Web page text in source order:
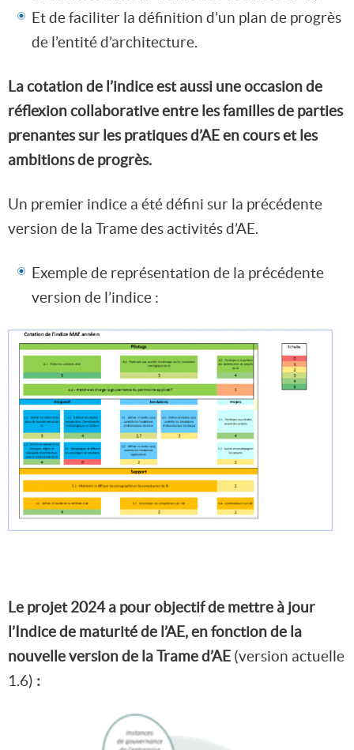
Et de faciliter la définition d’un plan de progrès
de l’entité d’architecture.
La cotation de l’indice est aussi une occasion de
réflexion collaborative entre les familles de parties
prenantes sur les pratiques d’AE en cours et les
ambitions de progrès.
Un premier indice a été défini sur la précédente
version de la Trame des activités d’AE.
Exemple de représentation de la précédente
version de l’indice :
Le projet 2024 a pour objectif de mettre à jour
l’Indice de maturité de l’AE, en fonction de la
nouvelle version de la Trame d’AE (version actuelle
1.6) :